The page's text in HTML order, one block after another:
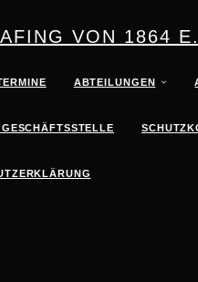
VON 1864
ABTEILUNGEN